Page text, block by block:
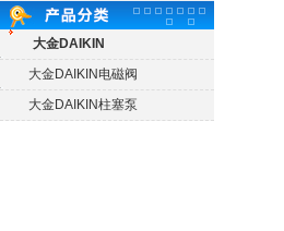
大金DAIKIN
大金DAIKIN电磁阀
大金DAIKIN柱塞泵